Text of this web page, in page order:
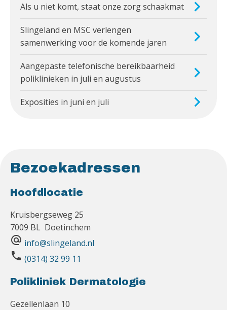
Als u niet komt, staat onze zorg schaakmat
Slingeland en MSC verlengen
samenwerking voor de komende jaren
Aangepaste telefonische bereikbaarheid
poliklinieken in juli en augustus
Exposities in juni en juli
Bezoekadressen
Hoofdlocatie
Kruisbergseweg 25
7009 BL Doetinchem
alternate_email info@slingeland.nl
phone (0314) 32 99 11
Polikliniek Dermatologie
Gezellenlaan 10